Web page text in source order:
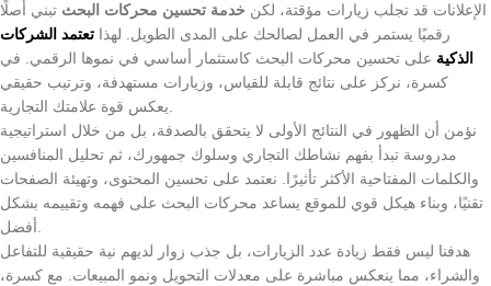
الإعلانات قد تجلب زيارات مؤقتة، لكن خدمة تحسين محركات البحث تبني أصلًا
رقميًا يستمر في العمل لصالحك على المدى الطويل. لهذا تعتمد الشركات
الذكية على تحسين محركات البحث كاستثمار أساسي في نموها الرقمي. في
كسرة، نركز على نتائج قابلة للقياس، وزيارات مستهدفة، وترتيب حقيقي
نؤمن أن الظهور في النتائج الأولى لا يتحقق بالصدفة، بل من خلال استراتيجية
مدروسة تبدأ بفهم نشاطك التجاري وسلوك جمهورك، ثم تحليل المنافسين
والكلمات المفتاحية الأكثر تأثيرًا. نعتمد على تحسين المحتوى، وتهيئة الصفحات
تقنيًا، وبناء هيكل قوي للموقع يساعد محركات البحث على فهمه وتقييمه بشكل
هدفنا ليس فقط زيادة عدد الزيارات، بل جذب زوار لديهم نية حقيقية للتفاعل
والشراء، مما ينعكس مباشرة على معدلات التحويل ونمو المبيعات. مع كسرة،